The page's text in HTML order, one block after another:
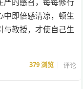
中即倍感清凉，顿生
与教授，才使自己生
379浏览 评论